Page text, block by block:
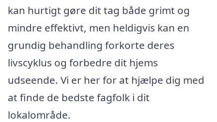
kan hurtigt gøre dit tag både grimt og
mindre effektivt, men heldigvis kan en
grundig behandling forkorte deres
livscyklus og forbedre dit hjems
udseende. Vi er her for at hjælpe dig med
at finde de bedste fagfolk i dit
lokalområde.